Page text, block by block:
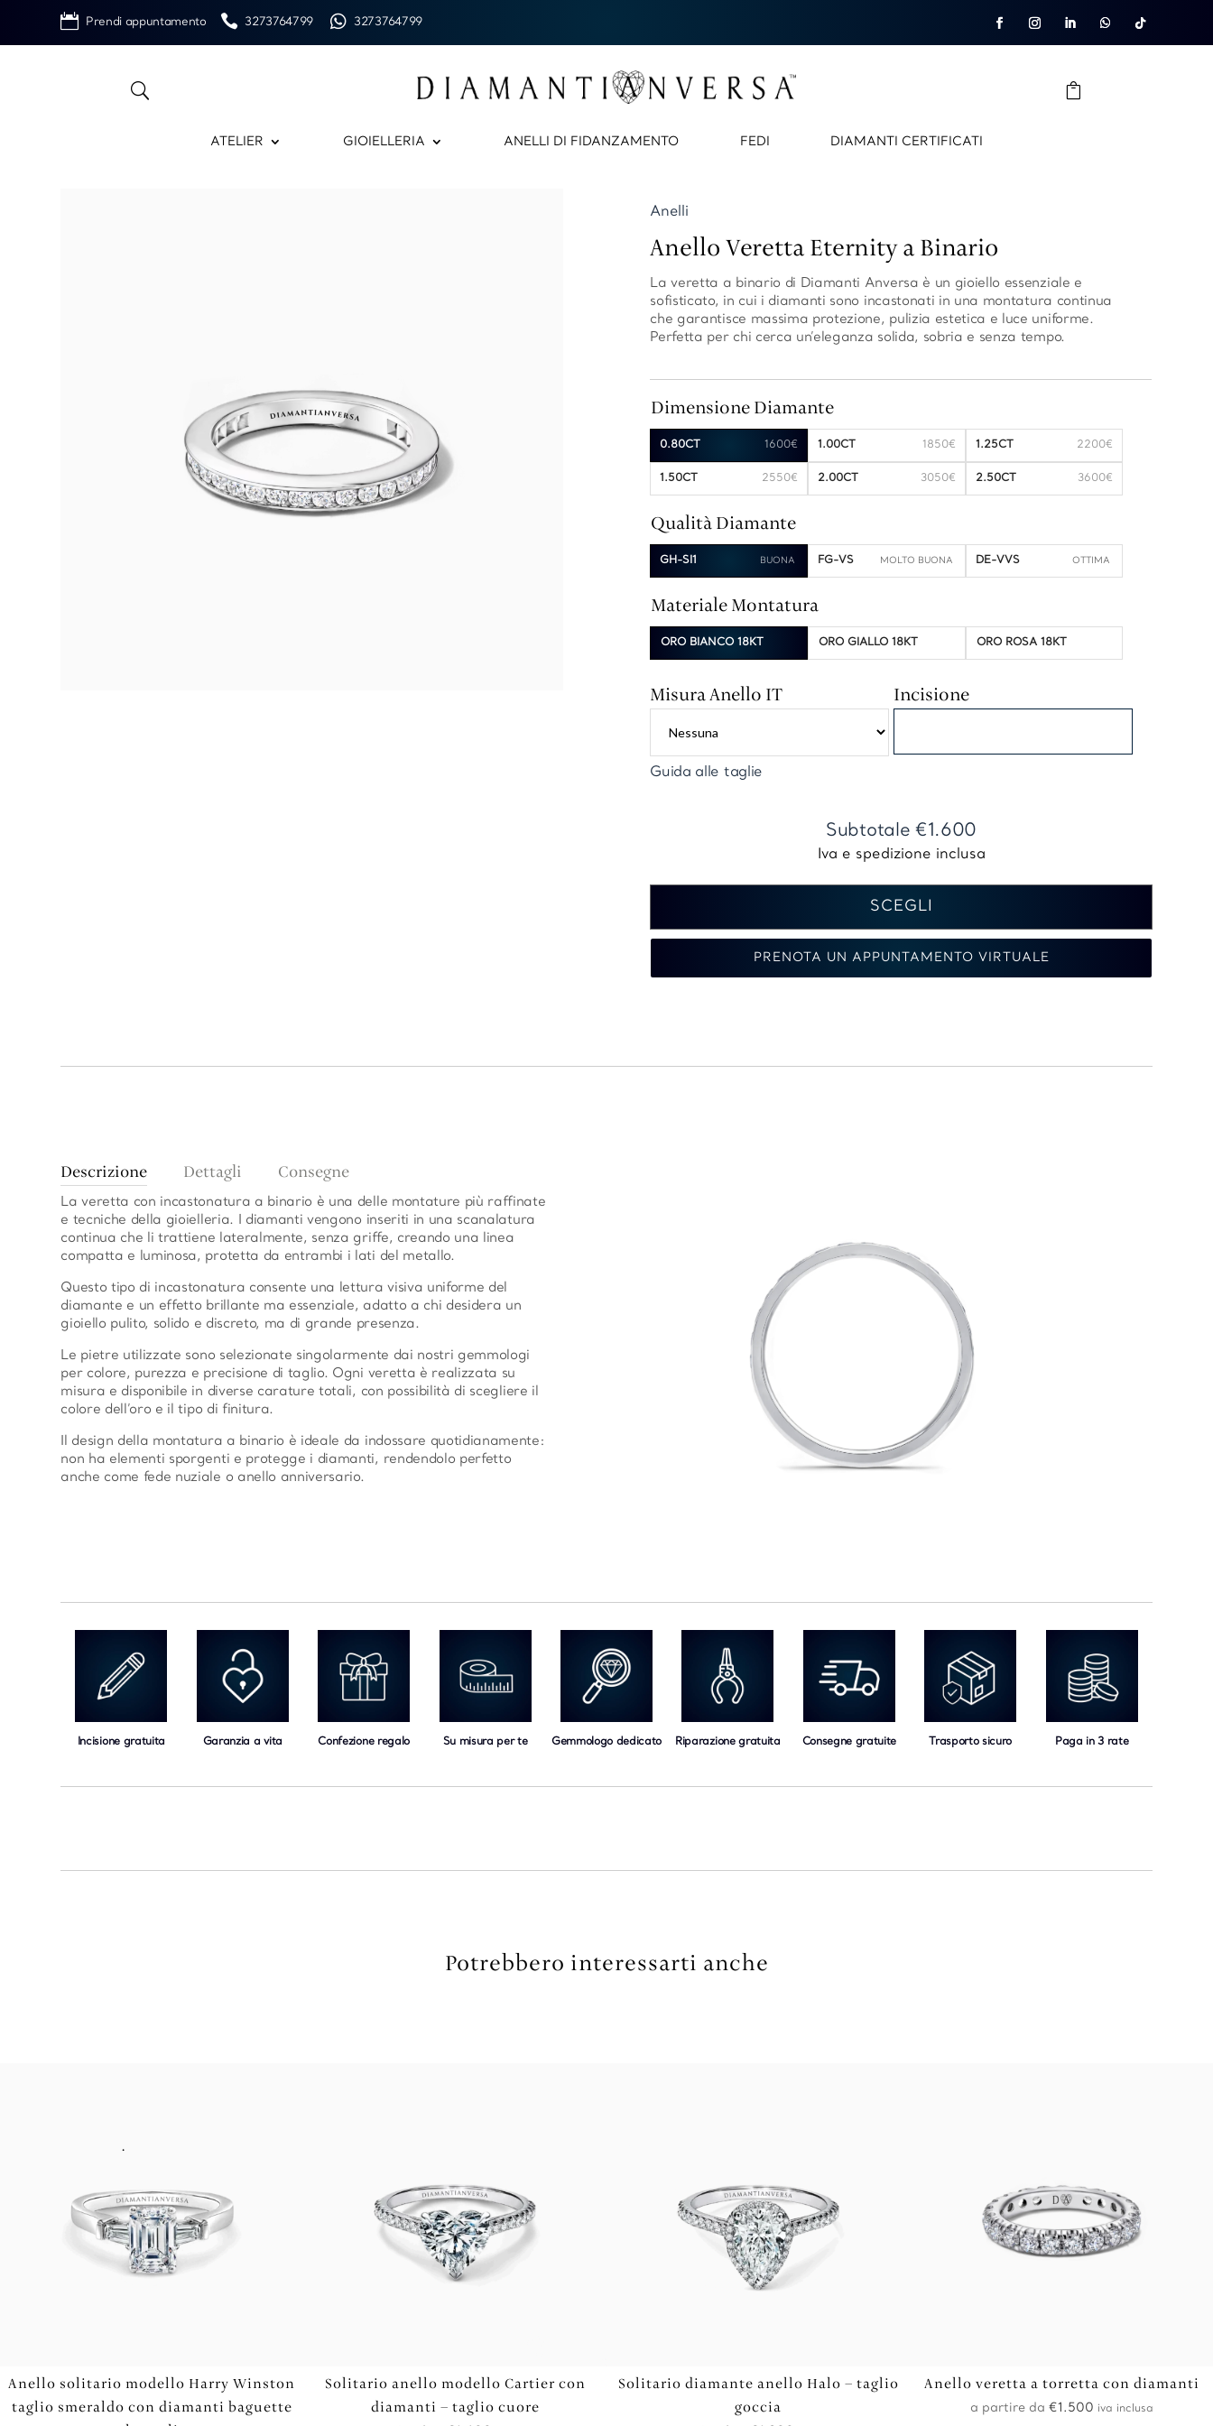
Prendi appuntamento 3273764799 3273764799
ATELIER GIOIELLERIA ANELLI DI FIDANZAMENTO FEDI DIAMANTI CERTIFICATI
Anelli
Anello Veretta Eternity a Binario
La veretta a binario di Diamanti Anversa è un gioiello essenziale e
sofisticato, in cui i diamanti sono incastonati in una montatura continua
che garantisce massima protezione, pulizia estetica e luce uniforme.
Perfetta per chi cerca un’eleganza solida, sobria e senza tempo.
Dimensione Diamante
0.80CT 1600€ 1.00CT 1850€ 1.25CT 2200€
1.50CT 2550€ 2.00CT 3050€ 2.50CT 3600€
Qualità Diamante
GH-SI1 FG-VS DE-VVS
Materiale Montatura
ORO BIANCO 18KT ORO GIALLO 18KT ORO ROSA 18KT
Misura Anello IT
Guida alle taglie
Incisione
Subtotale €1.600
SCEGLI
PRENOTA UN APPUNTAMENTO VIRTUALE
Descrizione Dettagli Consegne
La veretta con incastonatura a binario è una delle montature più raffinate
e tecniche della gioielleria. I diamanti vengono inseriti in una scanalatura
continua che li trattiene lateralmente, senza griffe, creando una linea
compatta e luminosa, protetta da entrambi i lati del metallo.
Questo tipo di incastonatura consente una lettura visiva uniforme del
diamante e un effetto brillante ma essenziale, adatto a chi desidera un
gioiello pulito, solido e discreto, ma di grande presenza.
Le pietre utilizzate sono selezionate singolarmente dai nostri gemmologi
per colore, purezza e precisione di taglio. Ogni veretta è realizzata su
misura e disponibile in diverse carature totali, con possibilità di scegliere il
colore dell’oro e il tipo di finitura.
Il design della montatura a binario è ideale da indossare quotidianamente:
non ha elementi sporgenti e protegge i diamanti, rendendolo perfetto
anche come fede nuziale o anello anniversario.
Incisione gratuita Garanzia a vita Confezione regalo Su misura per te Gemmologo dedicato Riparazione gratuita Consegne gratuite Trasporto sicuro Paga in 3 rate
Potrebbero interessarti anche
Anello solitario modello Harry Winston
taglio smeraldo con diamanti baguette
Solitario anello modello Cartier con
diamanti – taglio cuore
Solitario diamante anello Halo – taglio
goccia
Anello veretta a torretta con diamanti
a partire da €1.500 iva inclusa
.